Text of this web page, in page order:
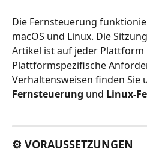
Die Fernsteuerung
macOS und Linux. Die
Artikel ist auf jeder Plattform
Plattformspezifische
Verhaltensweisen finden Sie
Fernsteuerung und Linux-
⚙️ VORAUSSETZUNGEN